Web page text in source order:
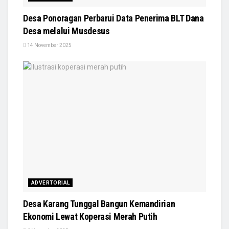
Desa Ponoragan Perbarui Data Penerima BLT Dana
Desa melalui Musdesus
14 November 2025
ADVERTORIAL
Desa Karang Tunggal Bangun Kemandirian
Ekonomi Lewat Koperasi Merah Putih